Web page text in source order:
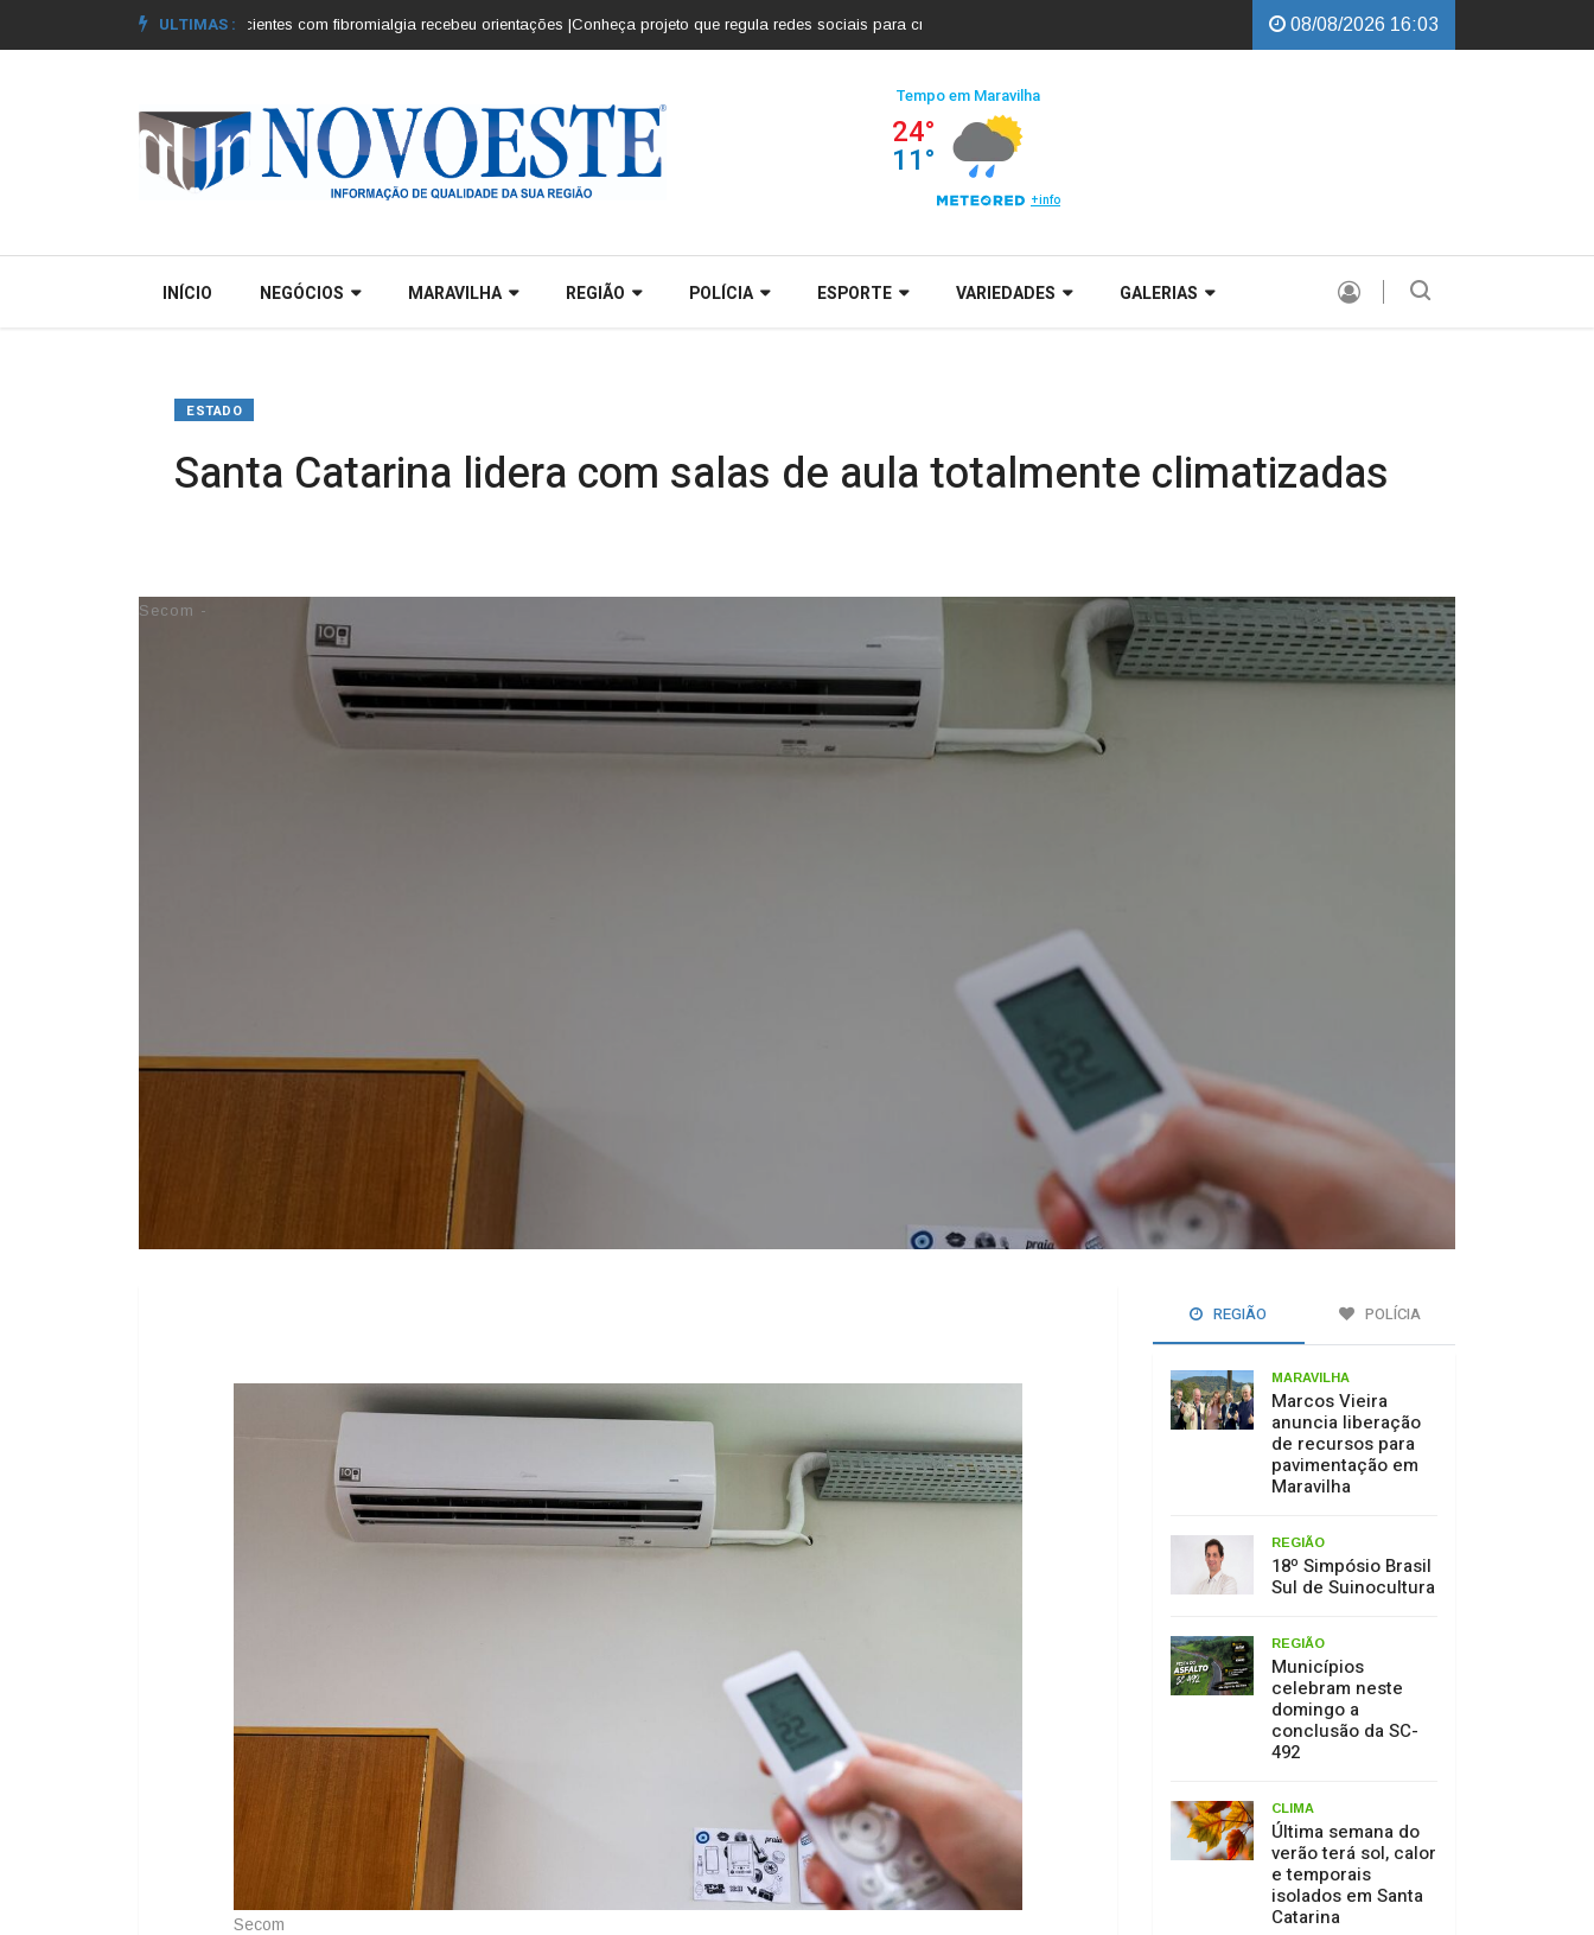
ULTIMAS :
Grupo de pacientes com fibromialgia recebeu orientações |Conheça projeto que regula redes sociais para crianças e adolescentes | Cobalchini garante instalação de Comissão Especial para avaliar a PEC
08/08/2026 16:03
INÍCIO NEGÓCIOS MARAVILHA REGIÃO POLÍCIA ESPORTE VARIEDADES GALERIAS
ESTADO
Santa Catarina lidera com salas de aula totalmente climatizadas
Secom -
Secom
REGIÃO POLÍCIA
MARAVILHA
Marcos Vieira
anuncia liberação
de recursos para
pavimentação em
Maravilha
REGIÃO
18º Simpósio Brasil
Sul de Suinocultura
REGIÃO
Municípios
celebram neste
domingo a
conclusão da SC-
492
CLIMA
Última semana do
verão terá sol, calor
e temporais
isolados em Santa
Catarina